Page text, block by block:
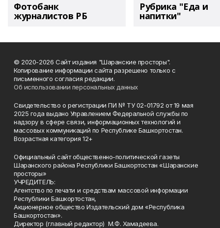
Фотобанк
журналистов РБ
Рубрика "Еда и
напитки"
© 2020-2026 Сайт издания "Шаранские просторы".
Копирование информации сайта разрешено только с
письменного согласия редакции.
Об использовании персональных данных
Свидетельство о регистрации ПИ № ТУ 02-01792 от 19 мая
2025 года выдано Управлением Федеральной службы по
надзору в сфере связи, информационных технологий и
массовых коммуникаций по Республике Башкортостан.
Возрастная категория 12+
Официальный сайт общественно-политической газеты
Шаранского района Республики Башкортостан «Шаранские
просторы»
УЧРЕДИТЕЛЬ:
Агентство по печати и средствам массовой информации
Республики Башкортостан,
Акционерное общество Издательский дом «Республика
Башкортостан».
Директор (главный редактор) М.Ф. Хамадеева.